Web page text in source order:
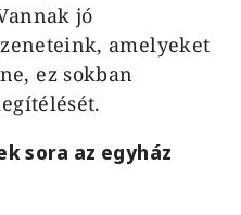
jó
amelyeket
ez sokban
sora az egyház